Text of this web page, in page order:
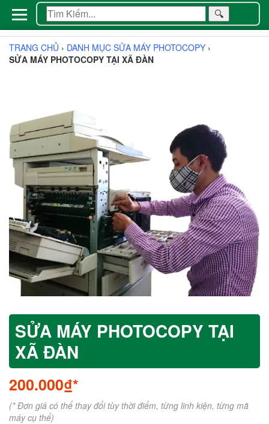
🔍
TRANG CHỦ › DANH MỤC SỬA MÁY PHOTOCOPY ›
SỬA MÁY PHOTOCOPY TẠI XÃ ĐÀN
SỬA MÁY PHOTOCOPY TẠI
XÃ ĐÀN
200.000₫*
(* Đơn giá có thể thay đổi tùy thời điểm, từng linh kiện, từng mã
máy cụ thể)